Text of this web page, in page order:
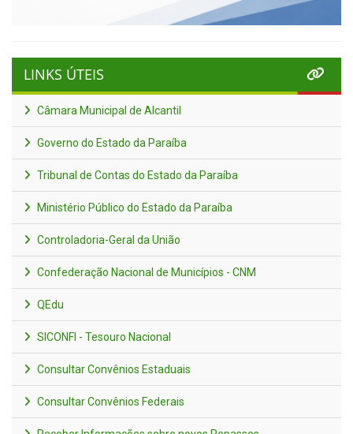
LINKS ÚTEIS
Câmara Municipal de Alcantil
Governo do Estado da Paraíba
Tribunal de Contas do Estado da Paraíba
Ministério Público do Estado da Paraíba
Controladoria-Geral da União
Confederação Nacional de Municípios - CNM
QEdu
SICONFI - Tesouro Nacional
Consultar Convênios Estaduais
Consultar Convênios Federais